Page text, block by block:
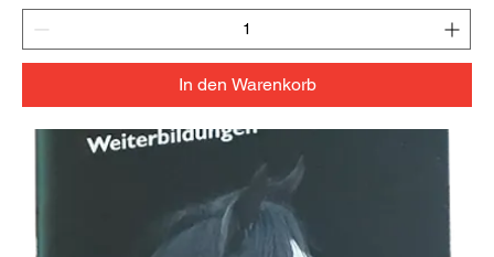
In den Warenkorb